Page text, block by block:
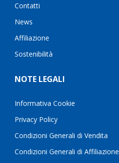
Contatti
News
Affiliazione
Sostenibilità
NOTE LEGALI
Informativa Cookie
Privacy Policy
Condizioni Generali di Vendita
Condizioni Generali di Affiliazione